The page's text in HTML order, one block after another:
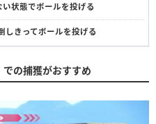
い状態でボールを投げる
しきってボールを投げる
の捕獲がおすすめ